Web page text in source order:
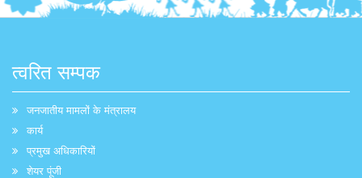
त्वरित सम्पक
जनजातीय मामलों के मंत्रालय
कार्य
प्रमुख अधिकारियों
शेयर पूंजी